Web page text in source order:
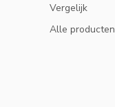
Vergelijk
Alle producten